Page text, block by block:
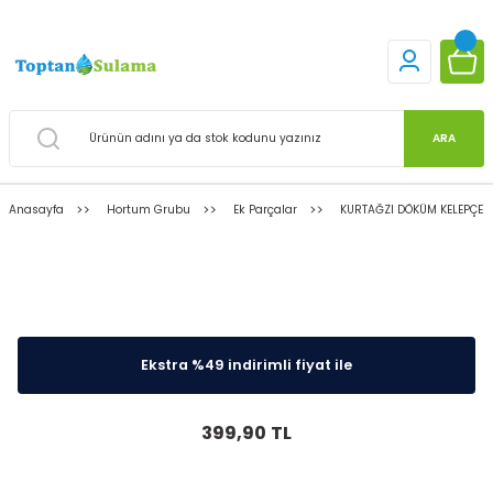
ARA
Anasayfa Hortum Grubu Ek Parçalar KURTAĞZI DÖKÜM KELEPÇE
Ekstra %49 indirimli fiyat ile
399,90 TL